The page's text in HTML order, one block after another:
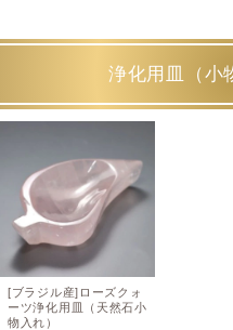
浄化用皿（小
[ブラジル産]ローズクォ
ーツ浄化用皿（天然石小
物入れ）